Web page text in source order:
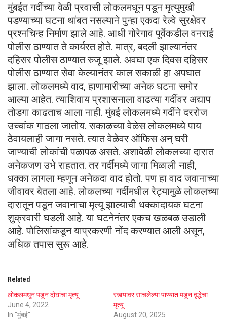
मुंबईत गर्दीच्या वेळी प्रवासी लोकलमधून पडून मृत्युमुखी
पडण्याच्या घटना थांबत नसल्याने पुन्हा एकदा रेल्वे सुरक्षेवर
प्रश्नचिन्ह निर्माण झाले आहे. आधी गोरेगाव पूर्वेकडील वनराई
पोलीस ठाण्यात ते कार्यरत होते. मात्र, बदली झाल्यानंतर
दहिसर पोलीस ठाण्यात रुजू झाले. अवघा एक दिवस दहिसर
पोलीस ठाण्यात सेवा केल्यानंतर काल सकाळी हा अपघात
झाला. लोकलमध्ये वाद, हाणामारीच्या अनेक घटना समोर
आल्या आहेत. त्याशिवाय प्रशासनाला वाढत्या गर्दीवर अद्याप
तोडगा काढताच आला नाही. मुंबई लोकलमध्ये गर्दीने दररोज
उच्चांक गाठला जातोय. सकाळच्या वेळेस लोकलमध्ये पाय
ठेवायलाही जागा नसते. त्यात वेळेवर ऑफिस अन् घरी
जाण्याची लोकांची पळापळ असते. अशावेळी लोकलच्या दारात
अनेकजण उभे राहतात. तर गर्दीमध्ये जागा मिळाली नाही,
धक्का लागला म्हणून अनेकदा वाद होतो. पण हा वाद जवानाच्या
जीवावर बेतला आहे. लोकलच्या गर्दीमधील रेट्यामुळे लोकलच्या
दारातून पडून जवानाचा मृत्यू झाल्याची धक्कादायक घटना
शुक्रवारी घडली आहे. या घटनेनंतर एकच खळबळ उडाली
आहे. पोलिसांकडून याप्रकरणी नोंद करण्यात आली असून,
अधिक तपास सुरू आहे.
Related
लोकलमधून पडून दोघांचा मृत्यू
June 4, 2022
In "मुंबई"
रस्त्यावर साचलेल्या पाण्यात पडून वृद्धेचा
मृत्यू
August 20, 2025